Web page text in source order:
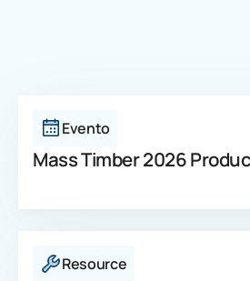
Evento
Mass Timber 2026
Resource